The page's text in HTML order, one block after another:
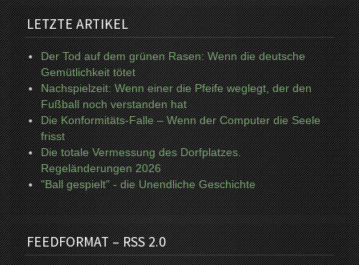
LETZTE ARTIKEL
Der Tod auf dem grünen Rasen: Wenn die deutsche
Gemütlichkeit tötet
Nachspielzeit: Wenn einer die Pfeife weglegt, der den
Fußball noch verstanden hat
Die Konformitäts-Falle – Wenn der Computer die Seele
frisst
Die totale Vermessung des Dorfplatzes.
Regeländerungen 2026
"Ball gespielt" - die Unendliche Geschichte
FEEDFORMAT – RSS 2.0